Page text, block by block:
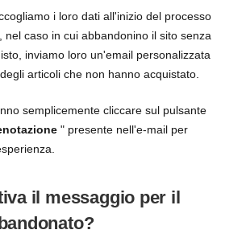
i loro dati all'inizio del processo
nel caso in cui abbandonino il sito senza
inviamo loro un'email personalizzata
articoli che non hanno acquistato.
semplicemente cliccare sul pulsante
" presente nell'e-mail per
il messaggio per il